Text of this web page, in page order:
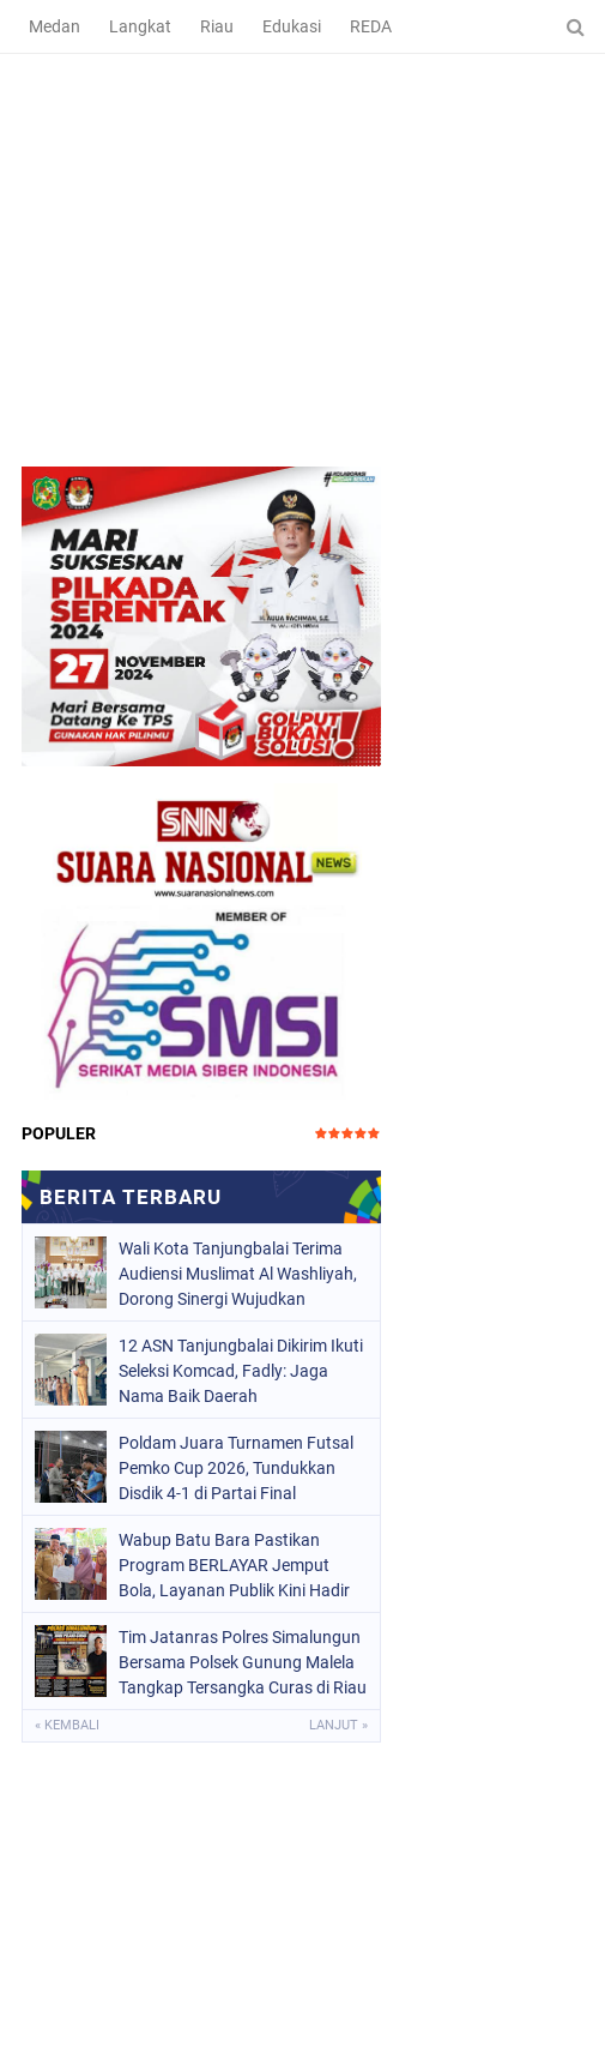
Medan Langkat Riau Edukasi REDAKSI
POPULER
Wali Kota Tanjungbalai Terima
Audiensi Muslimat Al Washliyah,
Dorong Sinergi Wujudkan
12 ASN Tanjungbalai Dikirim Ikuti
Seleksi Komcad, Fadly: Jaga
Nama Baik Daerah
Poldam Juara Turnamen Futsal
Pemko Cup 2026, Tundukkan
Disdik 4-1 di Partai Final
Wabup Batu Bara Pastikan
Program BERLAYAR Jemput
Bola, Layanan Publik Kini Hadir
Tim Jatanras Polres Simalungun
Bersama Polsek Gunung Malela
Tangkap Tersangka Curas di Riau
« KEMBALI LANJUT »